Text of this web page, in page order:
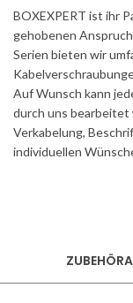
BOXEXPERT ist ihr
gehobenen
Serien bieten wir
Auf Wunsch kann
durch uns bearbeitet
Verkabelung,
individuellen